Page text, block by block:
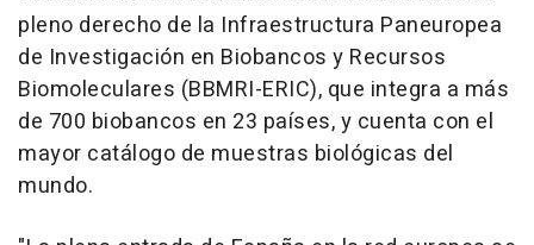
pleno derecho de la Infraestructura Paneuropea
de Investigación en Biobancos y Recursos
Biomoleculares (BBMRI-ERIC), que integra a más
de 700 biobancos en 23 países, y cuenta con el
mayor catálogo de muestras biológicas del
mundo.